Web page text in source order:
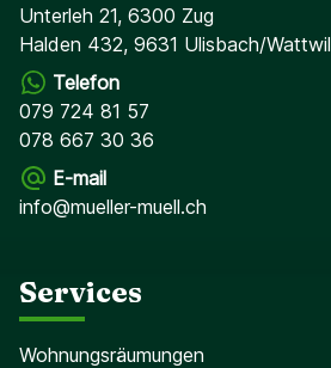
Unterleh 21, 6300 Zug
Halden 432, 9631 Ulisbach/Wattwil
Telefon
079 724 81 57
078 667 30 36
E-mail
info@mueller-muell.ch
Services
Wohnungsräumungen